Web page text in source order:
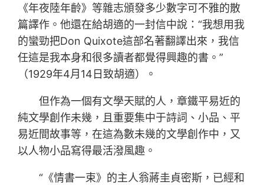
《年夜陸年齡》等雜志頒發多少數字可不雅的散
篇譯作。他還在給胡適的一封信中說：“我想用我
的蠻勁把Don Quixote這部名著翻譯出來，我信
任這是我本身和很多讀者都覺得興趣的書。”
（1929年4月14日致胡適）。
但作為一個有文學天賦的人，章鐵平易近的
純文學創作未幾，且重要集中于詩詞、小品、平
易近間故事等，在這為數未幾的文學創作中，又
以人物小品寫得最活潑風趣。
“《情書一束》的主人翁蔣圭貞密斯，已經和